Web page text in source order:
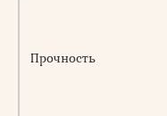
Прочность